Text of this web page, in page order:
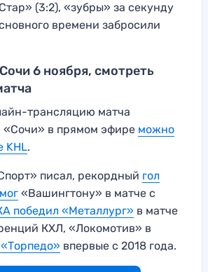
(3:2), «зубры» за секунду
времени забросили
6 ноября, смотреть
трансляцию матча
в прямом эфире можно
KHL.
писал, рекордный гол
«Вашингтону» в матче с
победил «Металлург» в матче
КХЛ, «Локомотив» в
впервые с 2018 года.